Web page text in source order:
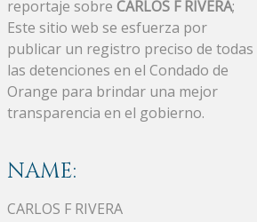
reportaje sobre CARLOS F RIVERA;
Este sitio web se esfuerza por
publicar un registro preciso de todas
las detenciones en el Condado de
Orange para brindar una mejor
transparencia en el gobierno.
NAME:
CARLOS F RIVERA